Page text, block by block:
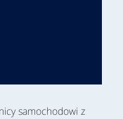
samochodowi z